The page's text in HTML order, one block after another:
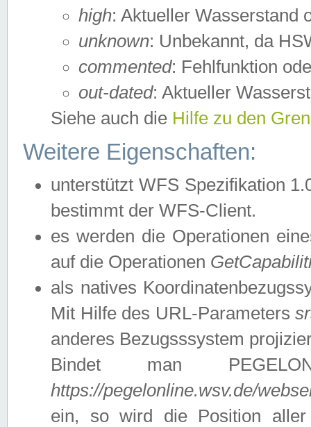
high: Aktueller Wasserstand
unknown: Unbekannt, da
commented: Fehlfunktion
out-dated: Aktueller
Siehe auch die Hilfe zu den
Weitere Eigenschaften:
unterstützt WFS Spezifikation
bestimmt der WFS-Client.
es werden die Operationen
auf die Operationen
als natives
Mit Hilfe des URL-Parameters
anderes Bezugsssystem
Bindet man
https://pegelonline.wsv.de/
ein, so wird die Position